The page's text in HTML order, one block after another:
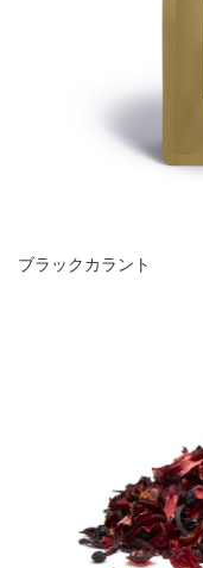
ブラックカラント